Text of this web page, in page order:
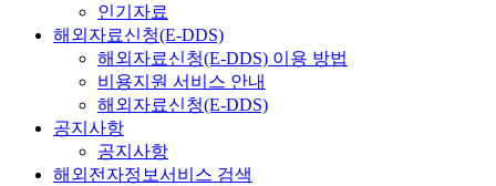
인기자료
해외자료신청(E-DDS)
해외자료신청(E-DDS) 이용 방법
비용지원 서비스 안내
해외자료신청(E-DDS)
공지사항
공지사항
해외전자정보서비스 검색